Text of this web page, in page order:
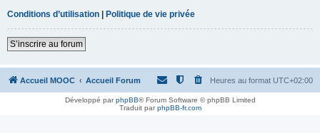
Conditions d’utilisation | Politique de vie privée
S’inscrire au forum
Accueil MOOC Accueil Forum Heures au format UTC+02:00
Développé parphpBB® Forum Software © phpBB Limited
Traduit parphpBB-fr.com